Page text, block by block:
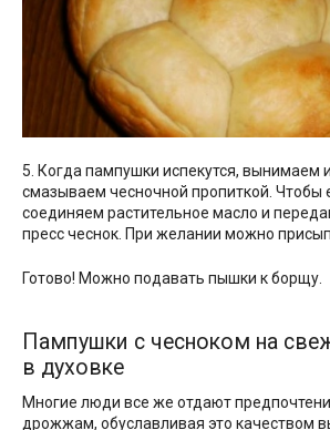
5. Когда пампушки испекутся, вынимаем
смазываем чесночной пропиткой. Чтобы
соединяем растительное масло и
пресс чеснок. При желании можно
Готово! Можно подавать пышки к борщу.
Пампушки с чесноком на
в духовке
Многие люди все же отдают
дрожжам, обуславливая это качеством